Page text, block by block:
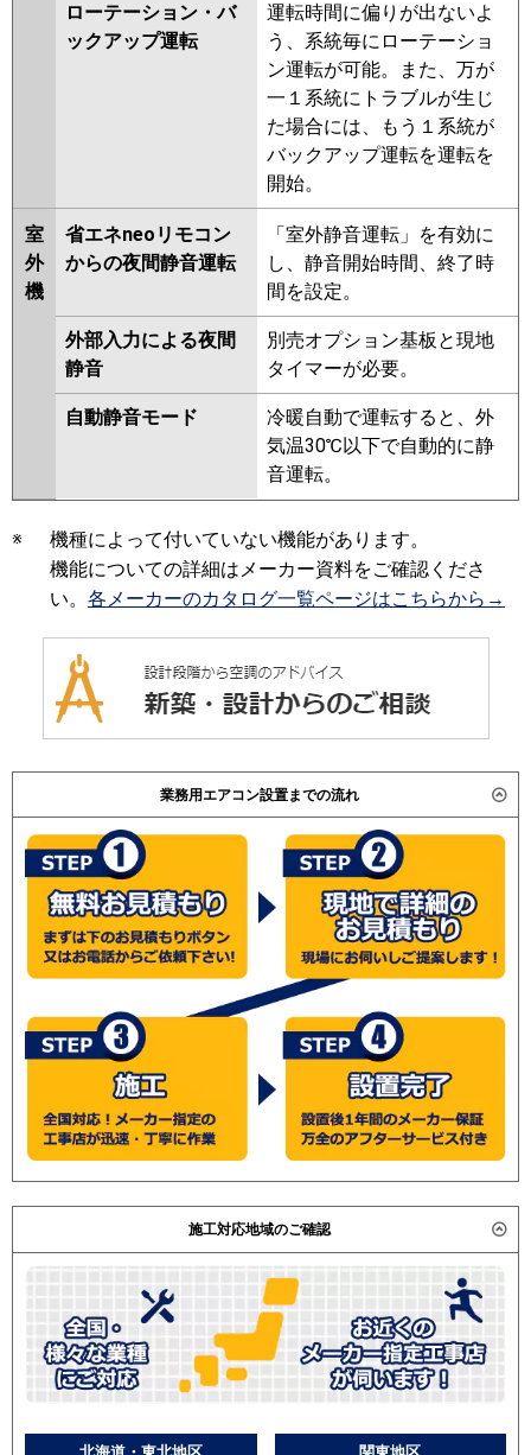
ローテーション・バ
ックアップ運転
運転時間に偏りが出ないよ
う、系統毎にローテーショ
ン運転が可能。また、万が
一１系統にトラブルが生じ
た場合には、もう１系統が
バックアップ運転を運転を
開始。
室
外
機
省エネneoリモコン
からの夜間静音運転
「室外静音運転」を有効に
し、静音開始時間、終了時
間を設定。
外部入力による夜間
静音
別売オプション基板と現地
タイマーが必要。
自動静音モード
冷暖自動で運転すると、外
気温30℃以下で自動的に静
音運転。
※
機種によって付いていない機能があります。
機能についての詳細はメーカー資料をご確認くださ
い。 各メーカーのカタログ一覧ページはこちらから→
業務用エアコン設置までの流れ
施工対応地域のご確認